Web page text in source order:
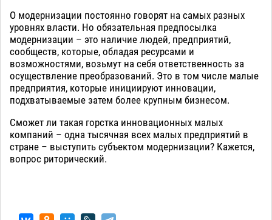
О модернизации постоянно говорят на самых разных
уровнях власти. Но обязательная предпосылка
модернизации – это наличие людей, предприятий,
сообществ, которые, обладая ресурсами и
возможностями, возьмут на себя ответственность за
осуществление преобразований. Это в том числе малые
предприятия, которые инициируют инновации,
подхватываемые затем более крупным бизнесом.
Сможет ли такая горстка инновационных малых
компаний – одна тысячная всех малых предприятий в
стране – выступить субъектом модернизации? Кажется,
вопрос риторический.